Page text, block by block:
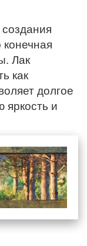
конечная
Лак
как
долгое
яркость и